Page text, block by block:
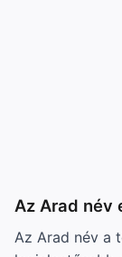
Az Arad név
Az Arad név a